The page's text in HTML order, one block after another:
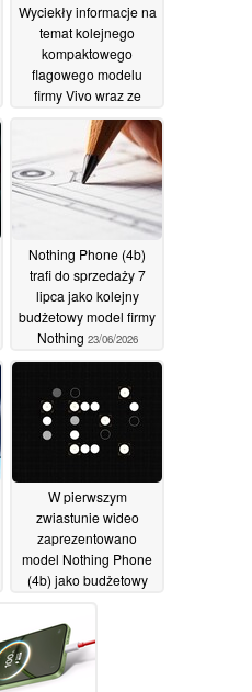
Wyciekły informacje na
temat kolejnego
kompaktowego
flagowego modelu
firmy Vivo wraz ze
szczegółami
dotyczącymi aparatu
24/06/2026
Nothing Phone (4b)
trafi do sprzedaży 7
lipca jako kolejny
budżetowy model firmy
Nothing 23/06/2026
W pierwszym
zwiastunie wideo
zaprezentowano
model Nothing Phone
(4b) jako budżetowy
aparatem